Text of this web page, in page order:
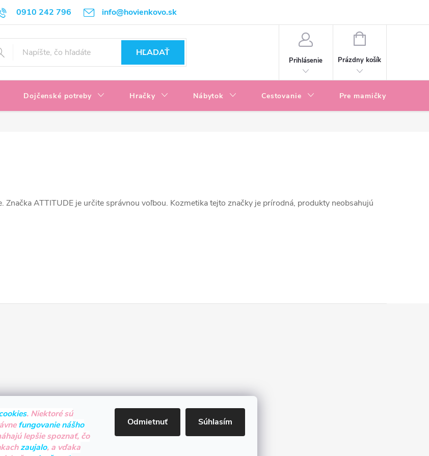
. Niektoré sú
fungovanie nášho
lepšie spoznať, čo
zaujalo, a vďaka
Odmietnuť Súhlasím
0910 242 796 info@hovienkovo.sk
Podmienky ochrany osobných údajov Reklamačné podmienky
HĽADAŤ
Prihlásenie
NÁKUPNÝ
Prázdny košík
Dojčenské potreby Hračky Nábytok Cestovanie Pre mamičky
ATTITUDE je určite správnou voľbou. Kozmetika tejto značky je prírodná, produkty neobsahujú